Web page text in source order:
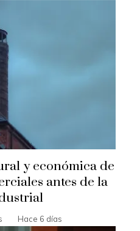
y económica de
antes de la
Hace 6 días